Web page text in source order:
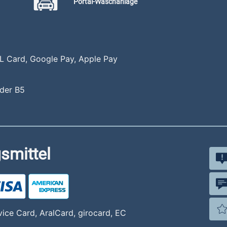
Card, Google Pay, Apple Pay
B5
Card, AralCard, girocard, EC